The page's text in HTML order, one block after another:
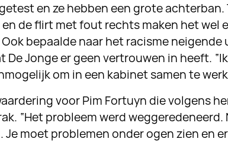
en ze hebben een grote
de flirt met fout rechts maken het wel
bepaalde naar het racisme neigende
De Jonge er geen vertrouwen in heeft.
om in een kabinet samen te
voor Pim Fortuyn die volgens
“Het probleem werd weggeredeneerd.
moet problemen onder ogen zien en